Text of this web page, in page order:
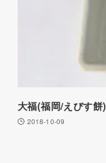
大福(福岡/えびす餅)
2018-10-09